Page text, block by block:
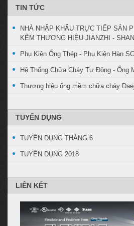
TIN TỨC
NHÀ NHẬP KHẨU TRỰC TIẾP SẢN
KẼM THƯƠNG HIỆU JIANZHI -
Phụ Kiện Ống Thép - Phụ Kiện Hàn
Hệ Thống Chữa Cháy Tự Động - Ống
Thương hiệu ống mềm chữa cháy
TUYỂN DỤNG
TUYỂN DỤNG THÁNG 6
TUYỂN DỤNG 2018
LIÊN KẾT